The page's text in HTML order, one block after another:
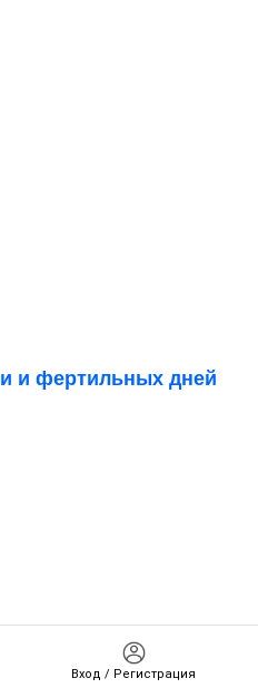
Вход / Регистрация
и фертильных дней